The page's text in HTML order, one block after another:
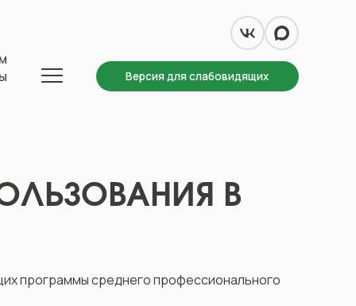
Версия для слабовидящих
В
программы среднего профессионального